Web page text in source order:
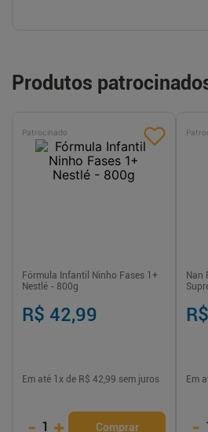
Produtos
Patrocinado
Fórmula Infantil Ninho Fases 1+
Nestlé - 800g
R$ 42,99
Em até 1 x de R$ 42,99 sem juros
- 1 + Comprar
Nan
Em
-